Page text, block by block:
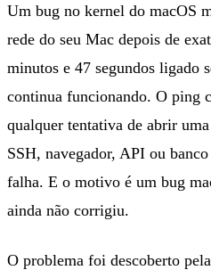
Um bug no kernel do macOS
rede do seu Mac depois de
minutos e 47 segundos ligado
continua funcionando. O ping
qualquer tentativa de abrir
SSH, navegador, API ou
falha. E o motivo é um bug
ainda não corrigiu.
O problema foi descoberto pela